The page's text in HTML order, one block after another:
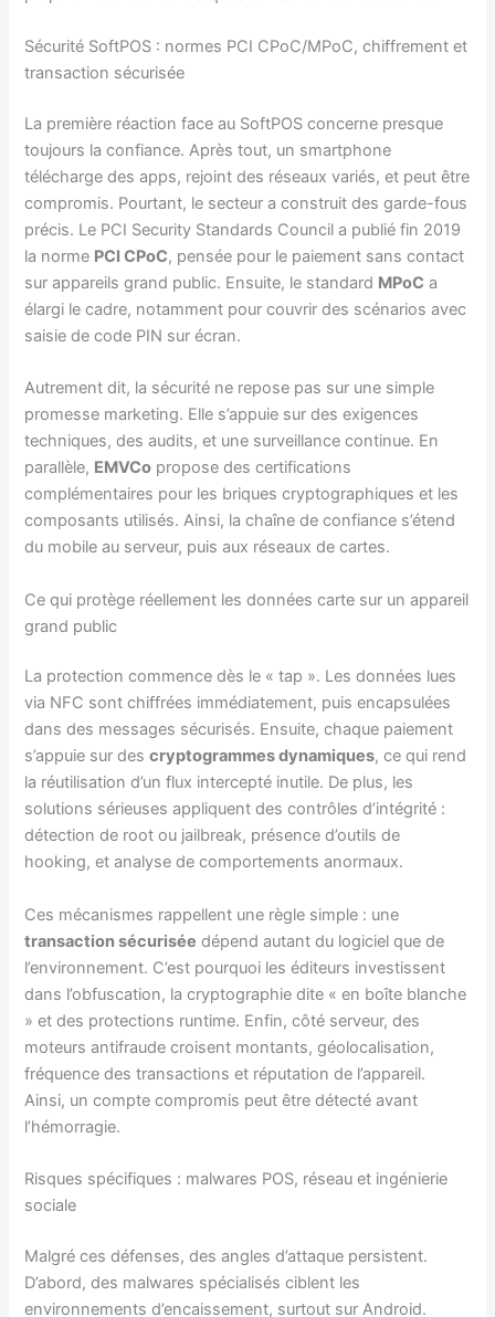
Sécurité SoftPOS : normes PCI CPoC/MPoC, chiffrement et
transaction sécurisée
La première réaction face au SoftPOS concerne presque
toujours la confiance. Après tout, un smartphone
télécharge des apps, rejoint des réseaux variés, et peut être
compromis. Pourtant, le secteur a construit des garde-fous
précis. Le PCI Security Standards Council a publié fin 2019
la norme PCI CPoC, pensée pour le paiement sans contact
sur appareils grand public. Ensuite, le standard MPoC a
élargi le cadre, notamment pour couvrir des scénarios avec
saisie de code PIN sur écran.
Autrement dit, la sécurité ne repose pas sur une simple
promesse marketing. Elle s’appuie sur des exigences
techniques, des audits, et une surveillance continue. En
parallèle, EMVCo propose des certifications
complémentaires pour les briques cryptographiques et les
composants utilisés. Ainsi, la chaîne de confiance s’étend
du mobile au serveur, puis aux réseaux de cartes.
Ce qui protège réellement les données carte sur un appareil
grand public
La protection commence dès le « tap ». Les données lues
via NFC sont chiffrées immédiatement, puis encapsulées
dans des messages sécurisés. Ensuite, chaque paiement
s’appuie sur descryptogrammes dynamiques, ce qui rend
la réutilisation d’un flux intercepté inutile. De plus, les
solutions sérieuses appliquent des contrôles d’intégrité :
détection de root ou jailbreak, présence d’outils de
hooking, et analyse de comportements anormaux.
Ces mécanismes rappellent une règle simple : une
transaction sécurisée dépend autant du logiciel que de
l’environnement. C’est pourquoi les éditeurs investissent
dans l’obfuscation, la cryptographie dite « en boîte blanche
» et des protections runtime. Enfin, côté serveur, des
moteurs antifraude croisent montants, géolocalisation,
fréquence des transactions et réputation de l’appareil.
Ainsi, un compte compromis peut être détecté avant
l’hémorragie.
Risques spécifiques : malwares POS, réseau et ingénierie
sociale
Malgré ces défenses, des angles d’attaque persistent.
D’abord, des malwares spécialisés ciblent les
environnements d’encaissement, surtout sur Android.